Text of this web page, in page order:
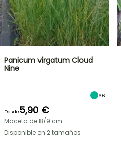
Panicum virgatum Cloud
Nine
66
Desde5,90 €
Maceta de 8/9 cm
Disponible en 2 tamaños